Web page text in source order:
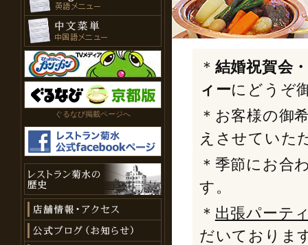
ぐるなび掲載ページへ
＊ 結婚祝賀会
ィーにどうぞ
＊お客様の御
えさせていた
＊季節にお合
す。
＊ 出張パーテ
だいておりま